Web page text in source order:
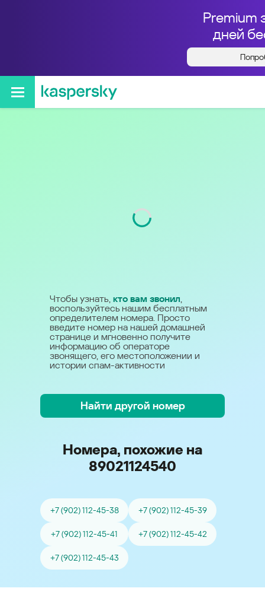
Premium
дней
Кто звонил с номера
+79021124540
Чтобы узнать, кто вам звонил,
воспользуйтесь нашим бесплатным
определителем номера. Просто
введите номер на нашей домашней
странице и мгновенно получите
информацию об операторе
звонящего, его местоположении и
истории спам-активности
Найти другой номер
Номера, похожие на
89021124540
+7 (902) 112-45-38 +7 (902) 112-45-39
+7 (902) 112-45-41 +7 (902) 112-45-42
+7 (902) 112-45-43